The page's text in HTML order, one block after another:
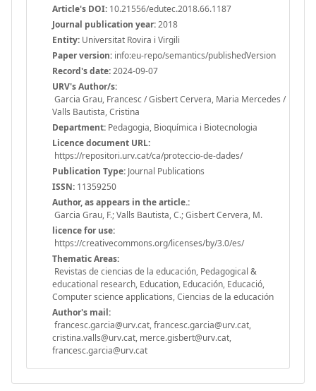
Article's DOI: 10.21556/edutec.2018.66.1187
Journal publication year:2018
Entity: Universitat Rovira i Virgili
Paper version: info:eu-repo/semantics/publishedVersion
Record's date:2024-09-07
URV's Author/s:
Garcia Grau, Francesc / Gisbert Cervera, Maria Mercedes /
Valls Bautista, Cristina
Department: Pedagogia, Bioquímica i Biotecnologia
Licence document URL:
https://repositori.urv.cat/ca/proteccio-de-dades/
Publication Type: Journal Publications
ISSN: 11359250
Author, as appears in the article.:
Garcia Grau, F.; Valls Bautista, C.; Gisbert Cervera, M.
licence for use:
https://creativecommons.org/licenses/by/3.0/es/
Thematic Areas:
Revistas de ciencias de la educación, Pedagogical &
educational research, Education, Educación, Educació,
Computer science applications, Ciencias de la educación
Author's mail:
francesc.garcia@urv.cat, francesc.garcia@urv.cat,
cristina.valls@urv.cat, merce.gisbert@urv.cat,
francesc.garcia@urv.cat